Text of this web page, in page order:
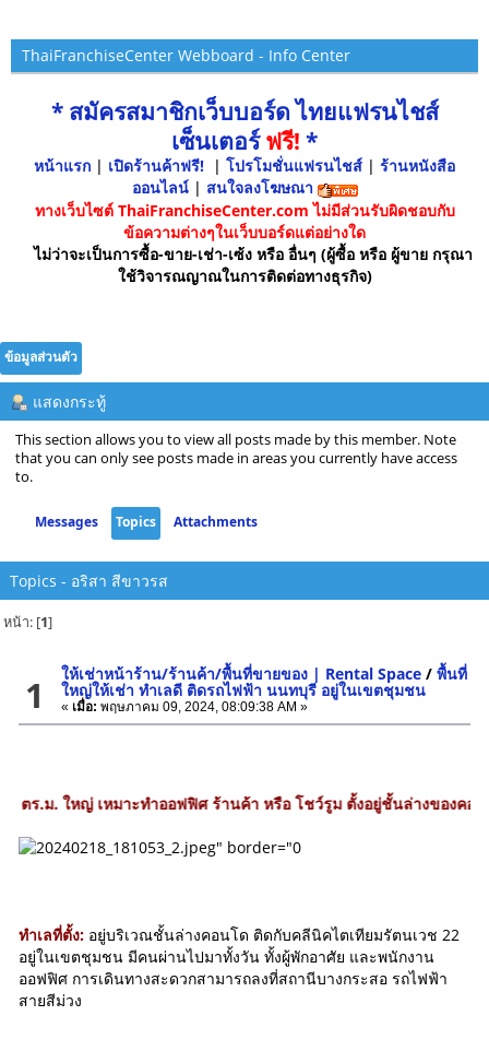
ThaiFranchiseCenter Webboard - Info Center
* สมัครสมาชิกเว็บบอร์ด ไทยแฟรนไชส์
เซ็นเตอร์ฟรี! *
หน้าแรก | เปิดร้านค้าฟรี! | โปรโมชั่นแฟรนไชส์ | ร้านหนังสือ
ออนไลน์ | สนใจลงโฆษณา
ทางเว็บไซต์ ThaiFranchiseCenter.com ไม่มีส่วนรับผิดชอบกับ
ข้อความต่างๆในเว็บบอร์ดแต่อย่างใด
ไม่ว่าจะเป็นการซื้อ-ขาย-เช่า-เซ้ง หรือ อื่นๆ (ผู้ซื้อ หรือ ผู้ขาย กรุณา
ใช้วิจารณญาณในการติดต่อทางธุรกิจ)
ข้อมูลส่วนตัว
แสดงกระทู้
This section allows you to view all posts made by this member. Note
that you can only see posts made in areas you currently have access
to.
Messages Topics Attachments
Topics - อริสา สีขาวรส
หน้า: [1]
1 ให้เช่าหน้าร้าน/ร้านค้า/พื้นที่ขายของ | Rental Space /พื้นที่
ใหญ่ให้เช่า ทำเลดี ติดรถไฟฟ้า นนทบุรี อยู่ในเขตชุมชน
« เมื่อ: พฤษภาคม 09, 2024, 08:09:38 AM »
เหมาะทำออฟฟิศ ร้านค้า หรือ โชว์รูม ตั้งอยู่ชั้นล่างของคอนโดมีผู้อาศัย
ทำเลที่ตั้ง: อยู่บริเวณชั้นล่างคอนโด ติดกับคลีนิคไตเทียมรัตนเวช 22
อยู่ในเขตชุมชน มีคนผ่านไปมาทั้งวัน ทั้งผู้พักอาศัย และพนักงาน
ออฟฟิศ การเดินทางสะดวกสามารถลงที่สถานีบางกระสอ รถไฟฟ้า
สายสีม่วง